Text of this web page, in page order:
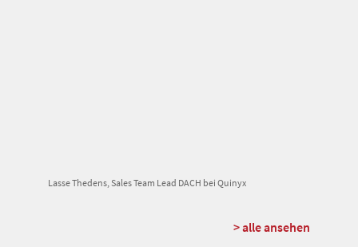
Lasse Thedens, Sales Team Lead DACH bei Quinyx
> alle ansehen